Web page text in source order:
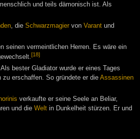
und teils dämonisch ist. Als
, die Schwarzmagier von Varant und
seinen vermeintlichen Herren. Es wäre ein
[18]
bester Gladiator wurde er eines Tages
zu erschaffen. So gründete er die Assassinen
verkaufte er seine Seele an Beliar,
und die Welt in Dunkelheit stürzen. Er und